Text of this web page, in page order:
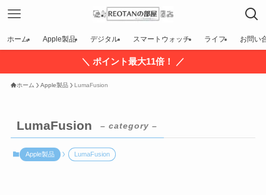
ホーム Apple製品 デジタル スマートウォッチ ライフ お問い
＼ ポイント最大11倍！ ／
ホーム Apple製品 LumaFusion
LumaFusion – category –
Apple製品 LumaFusion